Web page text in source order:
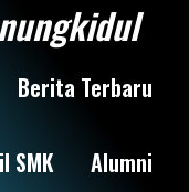
Berita Terbaru
SMK Alumni